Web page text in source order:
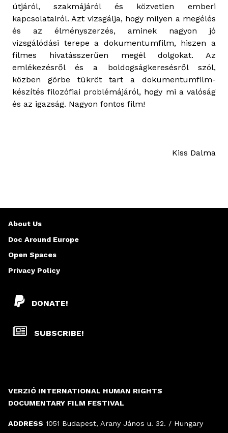
útjáról, szakmájáról és közvetlen emberi
kapcsolatairól. Azt vizsgálja, hogy milyen a megélés
és az élményszerzés, aminek nagyon jó
vizsgálódási terepe a dokumentumfilm, hiszen a
filmes hivatásszerűen megél dolgokat. Az
emlékezésről és a boldogságkeresésről szól,
közben görbe tükröt tart a dokumentumfilm-
készítés filozófiai problémájáról, hogy mi a valóság
és az igazság. Nagyon fontos film!
Kiss Dalma
VERZIÓ INTERNATIONAL HUMAN RIGHTS
DOCUMENTARY FILM FESTIVAL
ADDRESS 1051 Budapest, Arany János u. 32. / Hungary
DONATE!
SUBSCRIBE!
About Us
Doc Around Europe
Open Spaces
Privacy Policy